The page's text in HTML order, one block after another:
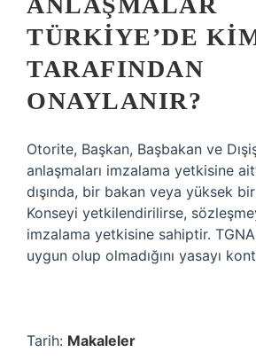
TÜRKIYE’DE
TARAFINDAN
ONAYLANIR?
Otorite, Başkan, Başbakan ve
anlaşmaları imzalama yetkisine
dışında, bir bakan veya yüksek
Konseyi yetkilendirilirse,
imzalama yetkisine sahiptir.
uygun olup olmadığını yasayı
Tarih: Makaleler